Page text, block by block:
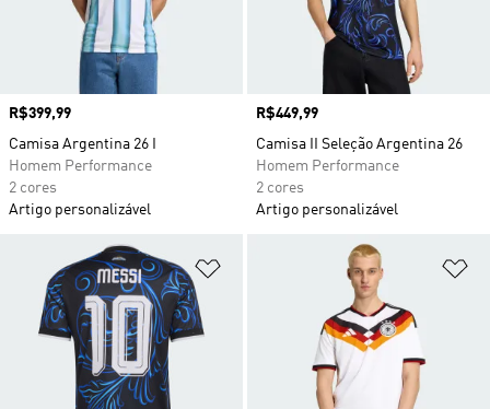
Preço
R$399,99
Camisa Argentina 26 I
Homem Performance
2 cores
Artigo personalizável
Preço
R$449,99
Camisa II Seleção Argentina 26
Homem Performance
2 cores
Artigo personalizável
Adicionar à Lista de Desejos